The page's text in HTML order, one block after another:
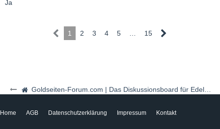
Goldseiten-Forum.com | Das Diskussionsboard für Edelmetalle & Rohstoffe
Ja
1 2 3 4 5 … 15
Home AGB Datenschutzerklärung Impressum Kontakt